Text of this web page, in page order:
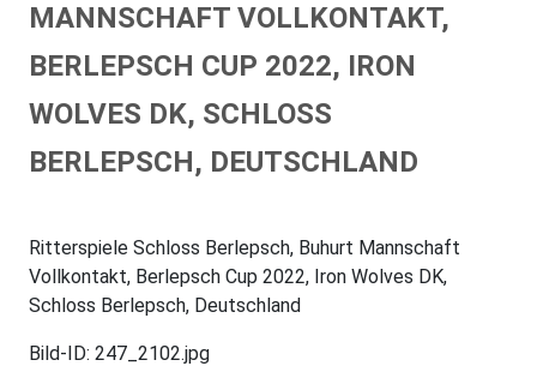
MANNSCHAFT VOLLKONTAKT,
BERLEPSCH CUP 2022, IRON
WOLVES DK, SCHLOSS
BERLEPSCH, DEUTSCHLAND
Ritterspiele Schloss Berlepsch, Buhurt Mannschaft
Vollkontakt, Berlepsch Cup 2022, Iron Wolves DK,
Schloss Berlepsch, Deutschland
Bild-ID: 247_2102.jpg